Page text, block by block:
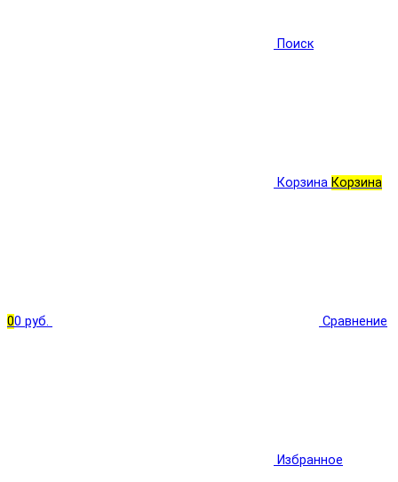
Поиск
Корзина Корзина
00 руб. Сравнение
Избранное